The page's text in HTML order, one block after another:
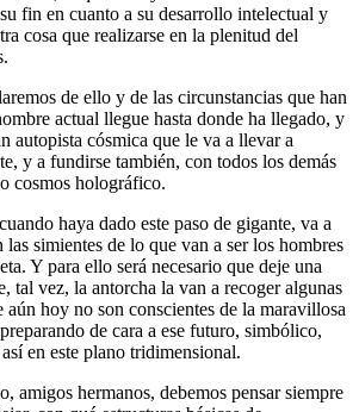
fin en cuanto a su desarrollo intelectual y
cosa que realizarse en la plenitud del
de ello y de las circunstancias que han
actual llegue hasta donde ha llegado, y
autopista cósmica que le va a llevar a
y a fundirse también, con todos los demás
cosmos holográfico.
haya dado este paso de gigante, va a
simientes de lo que van a ser los hombres
Y para ello será necesario que deje una
tal vez, la antorcha la van a recoger algunas
aún hoy no son conscientes de la maravillosa
de cara a ese futuro, simbólico,
en este plano tridimensional.
amigos hermanos, debemos pensar siempre